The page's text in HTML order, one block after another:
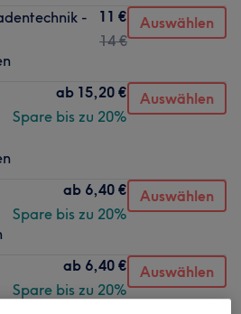
-
11 €
14 €
Auswählen
ab 15,20 €
Spare bis zu 20%
Auswählen
ab 6,40 €
Spare bis zu 20%
Auswählen
ab 6,40 €
Spare bis zu 20%
Auswählen